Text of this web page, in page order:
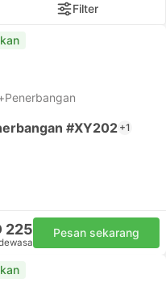
Filter
#XY202+1
225 Pesan sekarang